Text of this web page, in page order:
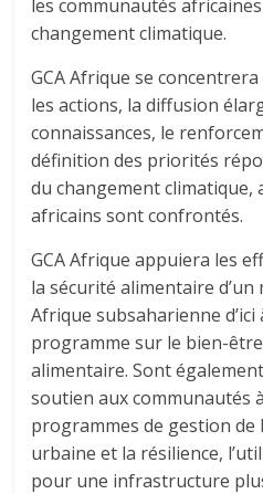
les communautés
changement climatique.
GCA Afrique se
les actions, la diffusion
connaissances, le
définition des priorités
du changement climatique,
africains sont confrontés.
GCA Afrique appuiera les
la sécurité alimentaire
Afrique subsaharienne d’ici
programme sur le bien-
alimentaire. Sont
soutien aux communautés
programmes de gestion de
urbaine et la résilience,
pour une infrastructure